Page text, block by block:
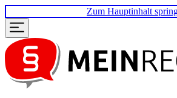
Zum Hauptinhalt